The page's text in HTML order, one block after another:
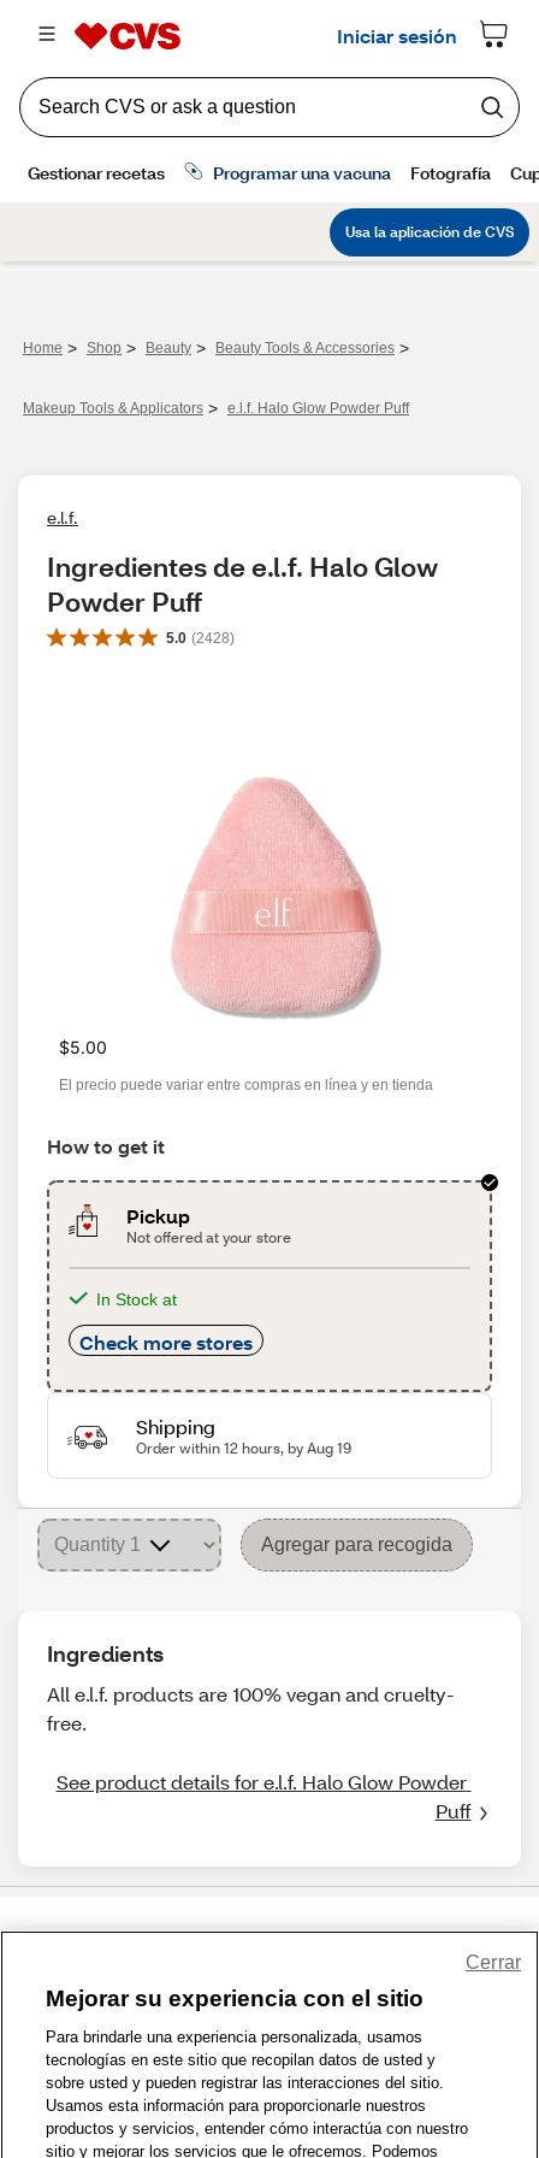
Home > Shop > Beauty > Beauty Tools & Accessories >
Makeup Tools & Applicators > e.l.f. Halo Glow Powder Puff
e.l.f.
Ingredientes de e.l.f. Halo Glow
Powder Puff
5.0 (2428)
$5.00
El precio puede variar entre compras en línea y en tienda
How to get it
Pickup
Not offered at your store
In Stock at
Check more stores
Shipping
Order within 12 hours, by Aug 19
Agregar para recogida
Ingredients
All e.l.f. products are 100% vegan and cruelty-
free.
See product details for e.l.f. Halo Glow Powder
Puff
1-800-679-9691 | Contáctenos | Términos de Uso | Accesibilidad
Política de Privacidad | WA Privacy Policy | Mapa del sitio
Zona de Bienestar | © 1999 - 2026 CVS.com
Mejorar su experiencia con el sitio
Para brindarle una experiencia personalizada, usamos
tecnologías en este sitio que recopilan datos de usted y
sobre usted y pueden registrar las interacciones del sitio.
Usamos esta información para proporcionarle nuestros
productos y servicios, entender cómo interactúa con nuestro
sitio y mejorar los servicios que le ofrecemos. Podemos
Cerrar